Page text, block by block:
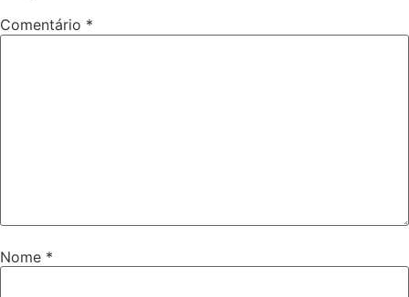
Comentário *
Nome *